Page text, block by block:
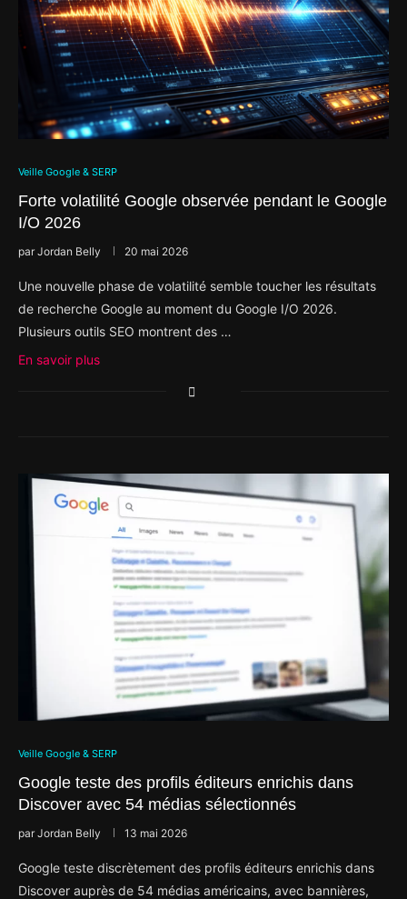
Veille Google & SERP
Forte volatilité Google observée pendant le Google
I/O 2026
parJordan Belly 20 mai 2026
Une nouvelle phase de volatilité semble toucher les résultats
de recherche Google au moment du Google I/O 2026.
Plusieurs outils SEO montrent des …
En savoir plus
Veille Google & SERP
Google teste des profils éditeurs enrichis dans
Discover avec 54 médias sélectionnés
parJordan Belly 13 mai 2026
Google teste discrètement des profils éditeurs enrichis dans
Discover auprès de 54 médias américains, avec bannières,